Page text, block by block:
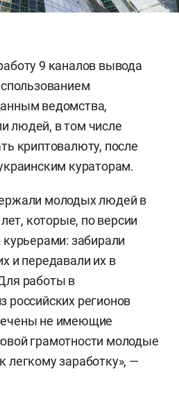
9 каналов вывода
ведомства,
людей, в том числе
криптовалюту, после
кураторам.
молодых людей в
которые, по версии
забирали
и передавали их в
работы в
российских регионов
не имеющие
грамотности молодые
заработку», —